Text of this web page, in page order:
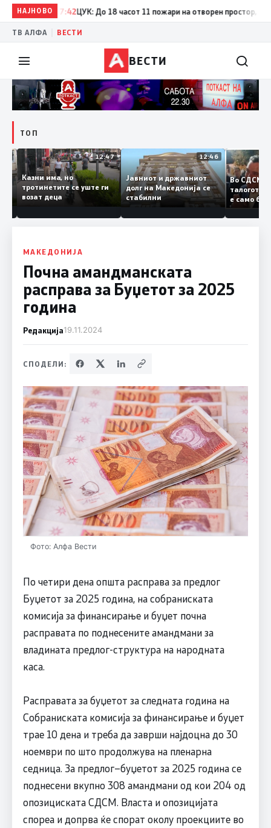
НАЈНОВО
17:42ЦУК: До 18 часот 11 пожари на отворен простор, од кои
ТВ АЛФА ВЕСТИ
ВЕСТИ
ТОП
12:50
и
12:47
Казни има, но
тротинетите се уште ги
возат деца
12:46
Јавниот и државниот
долг на Македонија се
стабилни
Во
е само
копија
Заев
МАКЕДОНИЈА
Почна амандманската
расправа за Буџетот за 2025
година
Редакција19.11.2024
СПОДЕЛИ:
Фото: Алфа Вести
По четири дена општа расправа за предлог
Буџетот за 2025 година, на собраниската
комисија за финансирање и буџет почна
расправата по поднесените амандмани за
владината предлог-структура на народната
каса.
Расправата за буџетот за следната година на
Собраниската комисија за финансирање и буџет
трае 10 дена и треба да заврши најдоцна до 30
ноември по што продолжува на пленарна
седница. За предлог–буџетот за 2025 година се
поднесени вкупно 308 амандмани од кои 204 од
опозициската СДСМ. Власта и опозицијата
спореа и допрва ќе спорат околу проекциите во